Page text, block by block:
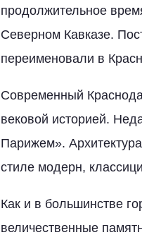
продолжительное
Северном Кавказе.
переименовали в
Современный
вековой историей.
Парижем».
стиле модерн,
Как и в большинстве
величественные